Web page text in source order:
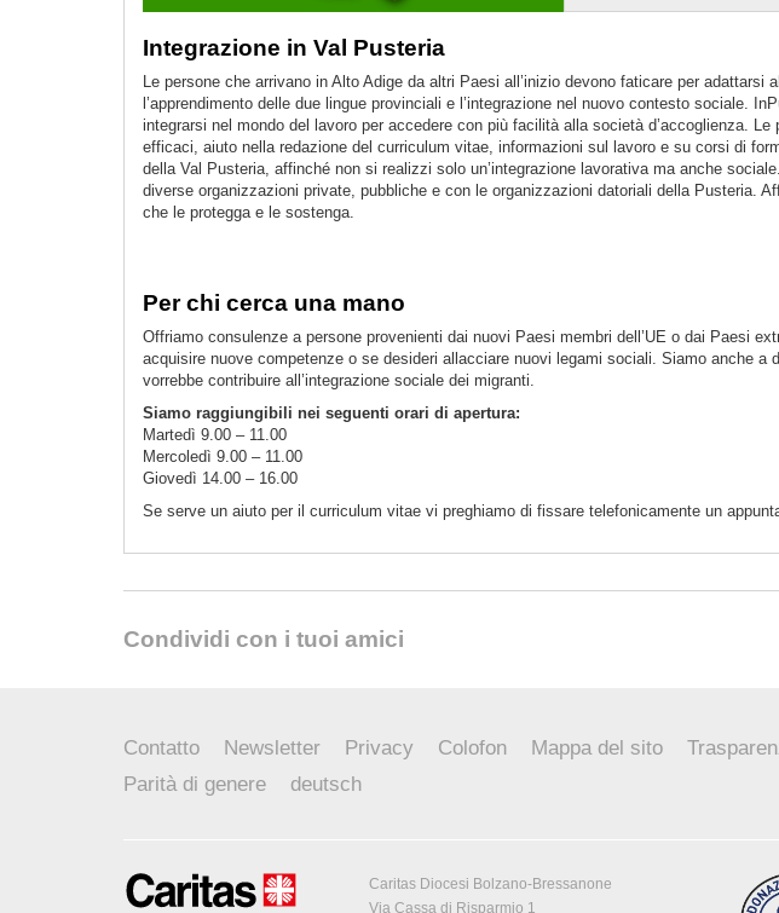
Integrazione in Val Pusteria
Le persone che arrivano in Alto Adige da altri Paesi all’inizio devono faticare per
l’apprendimento delle due lingue provinciali e l’integrazione nel nuovo contesto sociale.
integrarsi nel mondo del lavoro per accedere con più facilità alla società d’accoglienza.
efficaci, aiuto nella redazione del curriculum vitae, informazioni sul lavoro e su corsi di
della Val Pusteria, affinché non si realizzi solo un’integrazione lavorativa ma anche
diverse organizzazioni private, pubbliche e con le organizzazioni datoriali della Pusteria.
che le protegga e le sostenga.
Per chi cerca una mano
Offriamo consulenze a persone provenienti dai nuovi Paesi membri dell’UE o dai Paesi
acquisire nuove competenze o se desideri allacciare nuovi legami sociali. Siamo anche
vorrebbe contribuire all’integrazione sociale dei migranti.
Siamo raggiungibili nei seguenti orari di apertura:
Martedì 9.00 – 11.00
Mercoledì 9.00 – 11.00
Giovedì 14.00 – 16.00
Se serve un aiuto per il curriculum vitae vi preghiamo di fissare telefonicamente un
Condividi con i tuoi amici
Contatto Newsletter Privacy Colofon Mappa del sito
Parità di genere
deutsch
Caritas Diocesi Bolzano-Bressanone
Via Cassa di Risparmio 1